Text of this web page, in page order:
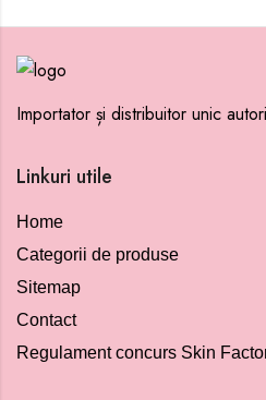
Importator și distribuitor unic
Linkuri utile
Home
Categorii de produse
Sitemap
Contact
Regulament concurs Skin